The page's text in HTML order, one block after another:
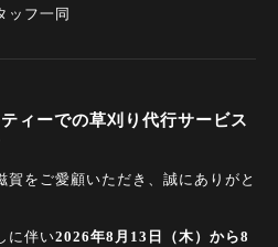
ッフ一同
ィーでの草刈り代行サービス
をご愛顧いただき、誠にありがと
に伴い2026年8月13日（木）から8